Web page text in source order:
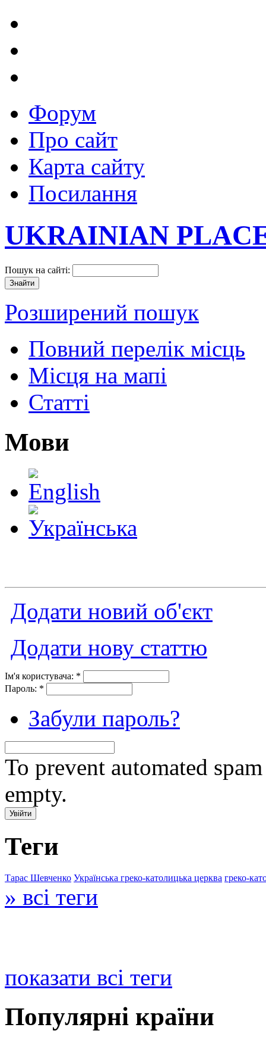
Форум
Про сайт
Карта сайту
Посилання
UKRAINIAN
Пошук на сайті:
Розширений пошук
Повний перелік місць
Місця на мапі
Статті
Мови
Додати новий об'єкт
Додати нову статтю
Ім'я користувача: *
Пароль: *
Забули пароль?
To prevent automated
empty.
Теги
Тарас Шевченко Українська греко-католицька церква греко-
» всі теги
показати всі теги
Популярні країни